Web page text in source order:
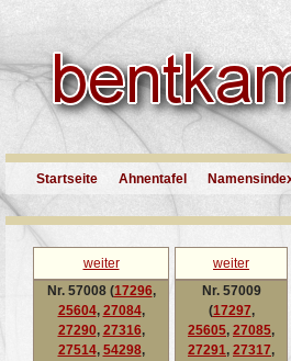
Startseite Ahnentafel
weiter weiter
Nr. 57008 (17296,
25604, 27084,
27290, 27316,
27514, 54298,
Nr. 57009
(17297,
25605, 27085,
27291, 27317,